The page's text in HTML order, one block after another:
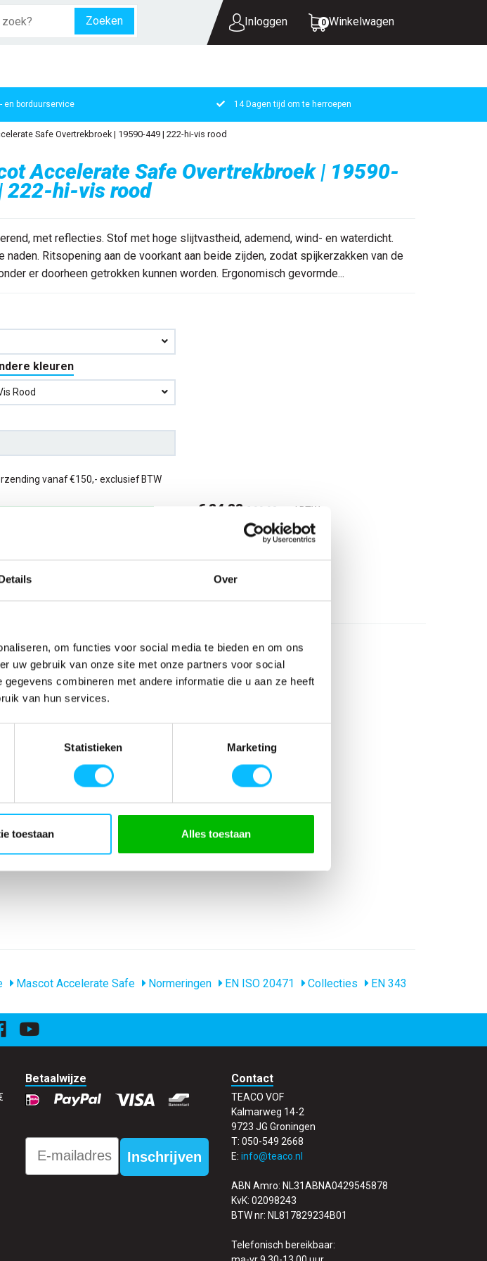
Over
om functies voor social media te bieden en om ons
uw gebruik van onze site met onze partners voor social
combineren met andere informatie die u aan ze heeft
van hun services.
Statistieken Marketing
toestaan Alles toestaan
Zoeken Inloggen 0 Winkelwagen
UW WINKELWAGEN IS LEEG.
en borduurservice 14 Dagen tijd om te herroepen
Safe Overtrekbroek | 19590-449 | 222-hi-vis rood
Accelerate Safe Overtrekbroek | 19590-
222-hi-vis rood
met reflecties. Stof met hoge slijtvastheid, ademend, wind- en waterdicht.
naden. Ritsopening aan de voorkant aan beide zijden, zodat spijkerzakken van de
er doorheen getrokken kunnen worden. Ergonomisch gevormde...
kleuren
Rood
vanaf €150,- exclusief BTW
€ 84,88 € 99 ,92 excl BTW
,70€ 120,90 incl BTW
bezorgdag:14-08-2026
-
-
EN 343 EN ISO 20471
Waterdicht Winddicht Ademend Reflecterend
Overtrekbroek
waterdicht winddicht ademend
Collecties Mascot Safe
Mascot Accelerate Safe
Mascot Accelerate Safe Normeringen EN ISO 20471 Collecties EN 343
Betaalwijze
Email
Inschrijven
Contact
TEACO VOF
Kalmarweg 14-2
9723 JG Groningen
T: 050-549 2668
E: info@teaco.nl
ABN Amro: NL31ABNA0429545878
KvK: 02098243
BTW nr: NL817829234B01
Telefonisch bereikbaar: